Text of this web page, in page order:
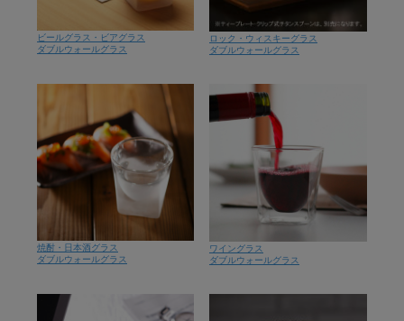
ビールグラス・ビアグラス
ダブルウォールグラス
ロック・ウィスキーグラス
ダブルウォールグラス
焼酎・日本酒グラス
ダブルウォールグラス
ワイングラス
ダブルウォールグラス